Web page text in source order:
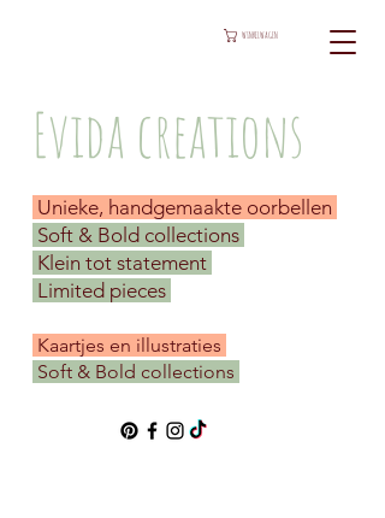
Evida creations
WINKELWAGEN
Unieke, handgemaakte oorbellen
Soft & Bold collections
Klein tot statement
Limited pieces
​ Kaartjes en illustraties
Soft & Bold collections